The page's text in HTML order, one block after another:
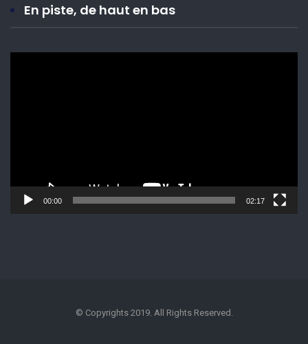
En piste, de haut en bas
00:00 02:17
© Copyrights 2019. All Rights Reserved.